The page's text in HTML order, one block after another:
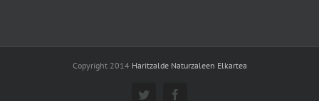
Copyright 2014 Haritzalde Naturzaleen Elkartea
Twitter